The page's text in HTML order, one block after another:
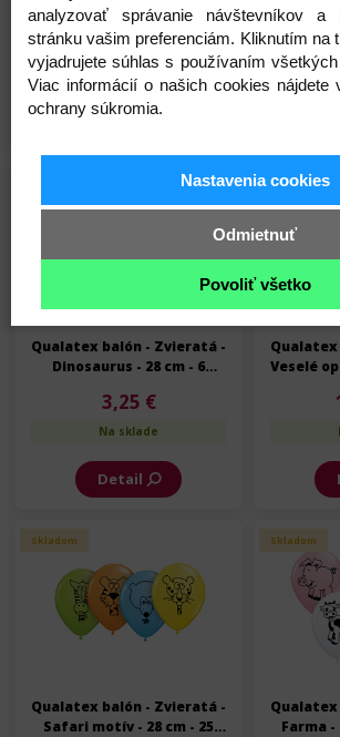
Kravička - 28 cm - 50 ks/bal
26,90 €
Na sklade
Detail
Qualatex balón - Zvieratá -
Dinosaurus - 28 cm - 6
3,25 €
Na sklade
Detail
Skladom
Veselé
Skladom
Qualatex balón - Zvieratá -
Safari motív - 28 cm - 25
Skladom
Farma -
analyzovať správanie návštevníkov a
stránku vašim preferenciám. Kliknutím na
vyjadrujete súhlas s používaním
Viac informácií o našich cookies nájdete
ochrany súkromia.
Nastavenia cookies
Odmietnuť
Povoliť všetko